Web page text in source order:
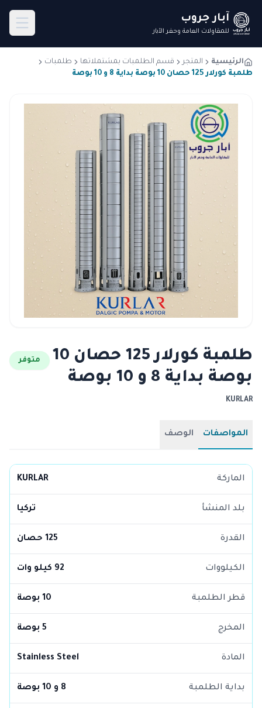
آبار جروب
للمقاولات العامة وحفر الآبار
الرئيسية المتجر قسم الطلمبات بمشتملاتها
طلمبات
طلمبة كورلار 125 حصان 10 بوصة بداية 8 و 10 بوصة
طلمبة كورلار 125 حصان 10
بوصة بداية 8 و 10 بوصة
متوفر
KURLAR
المواصفات الوصف
الماركة KURLAR
بلد المنشأ تركيا
القدرة 125 حصان
الكيلووات 92 كيلو وات
قطر الطلمبة 10 بوصة
المخرج 5 بوصة
المادة Stainless Steel
بداية الطلمبة 8 و 10 بوصة